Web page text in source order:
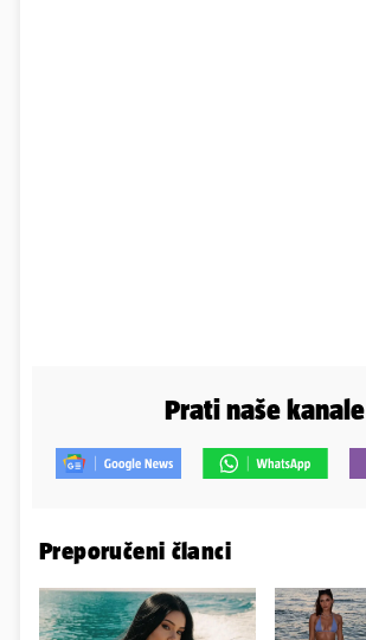
Prati naše kanale
Preporučeni članci